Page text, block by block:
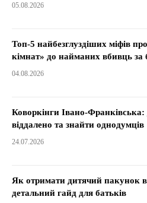
05.08.2026
Топ-5 найбезглуздіших міфів
кімнат» до найманих вбивць за
04.08.2026
Коворкінги Івано-
віддалено та знайти однодумців
24.07.2026
Як отримати дитячий пакунок
детальний гайд для батьків